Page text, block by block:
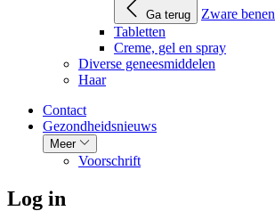
Ga terug
Zware benen
Tabletten
Creme, gel en spray
Diverse geneesmiddelen
Haar
Contact
Gezondheidsnieuws
Meer
Voorschrift
Log in